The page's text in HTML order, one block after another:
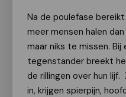
Na de poulefase
meer mensen halen
maar niks te missen. Bij
tegenstander breekt
de rillingen over hun
in, krijgen spierpijn,